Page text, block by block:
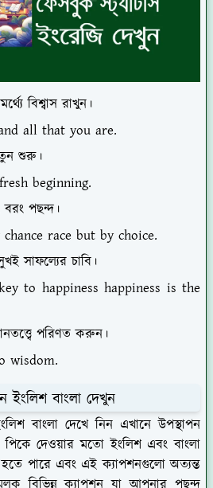
বিশ্বাস রাখুন।
all that you are.
শুরু।
beginning.
পছন্দ।
race but by choice.
সাফল্যের চাবি।
to happiness happiness is the
পরিণত করুন।
wisdom.
ইংলিশ বাংলা দেখুন
বাংলা দেখে নিন এখানে উপস্থাপন
পিকে দেওয়ার মতো ইংলিশ এবং বাংলা
পারে এবং এই ক্যাপশনগুলো অত্যন্ত